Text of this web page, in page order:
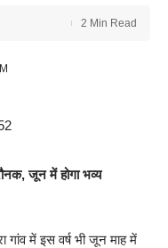
2 Min Read
जून में होगा भव्य
गांव में इस वर्ष भी जून माह में